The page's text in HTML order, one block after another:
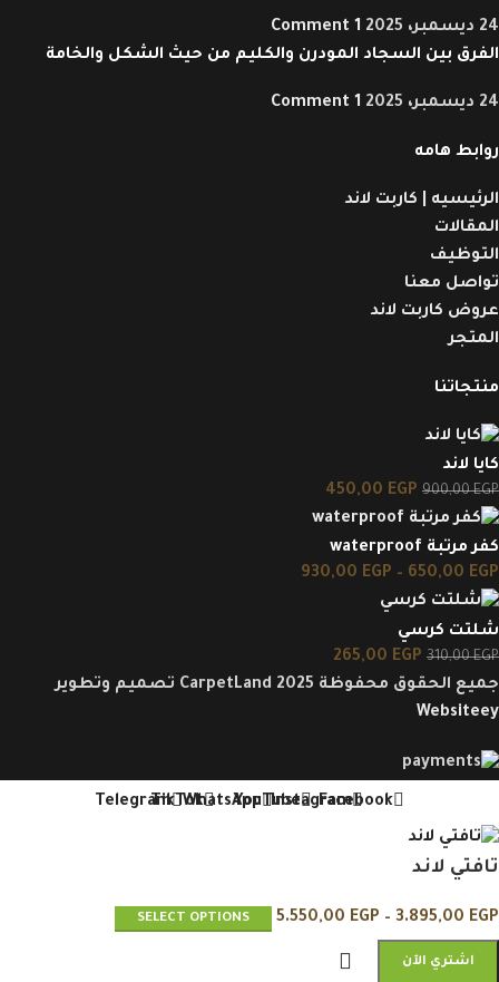
24 ديسمبر، 2025
1 Comment
الفرق بين السجاد المودرن والكليم من حيث الشكل والخامة
24 ديسمبر، 2025 1 Comment
روابط هامه
الرئيسيه | كاربت لاند
المقالات
التوظيف
تواصل معنا
عروض كاربت لاند
المتجر
منتجاتنا
كايا لاند
900,00EGP
450,00 EGP
كفر مرتبة waterproof
650,00 EGP
–
930,00 EGP
شلتت كرسي
310,00EGP
265,00 EGP
جميع الحقوق محفوظة CarpetLand 2025 تصميم وتطوير
Websiteey
Facebook
Instagram
YouTube
WhatsApp
TikTok
Telegram
تافتي لاند
3.895,00 EGP
–
5.550,00 EGP
SELECT OPTIONS
اشتري الآن